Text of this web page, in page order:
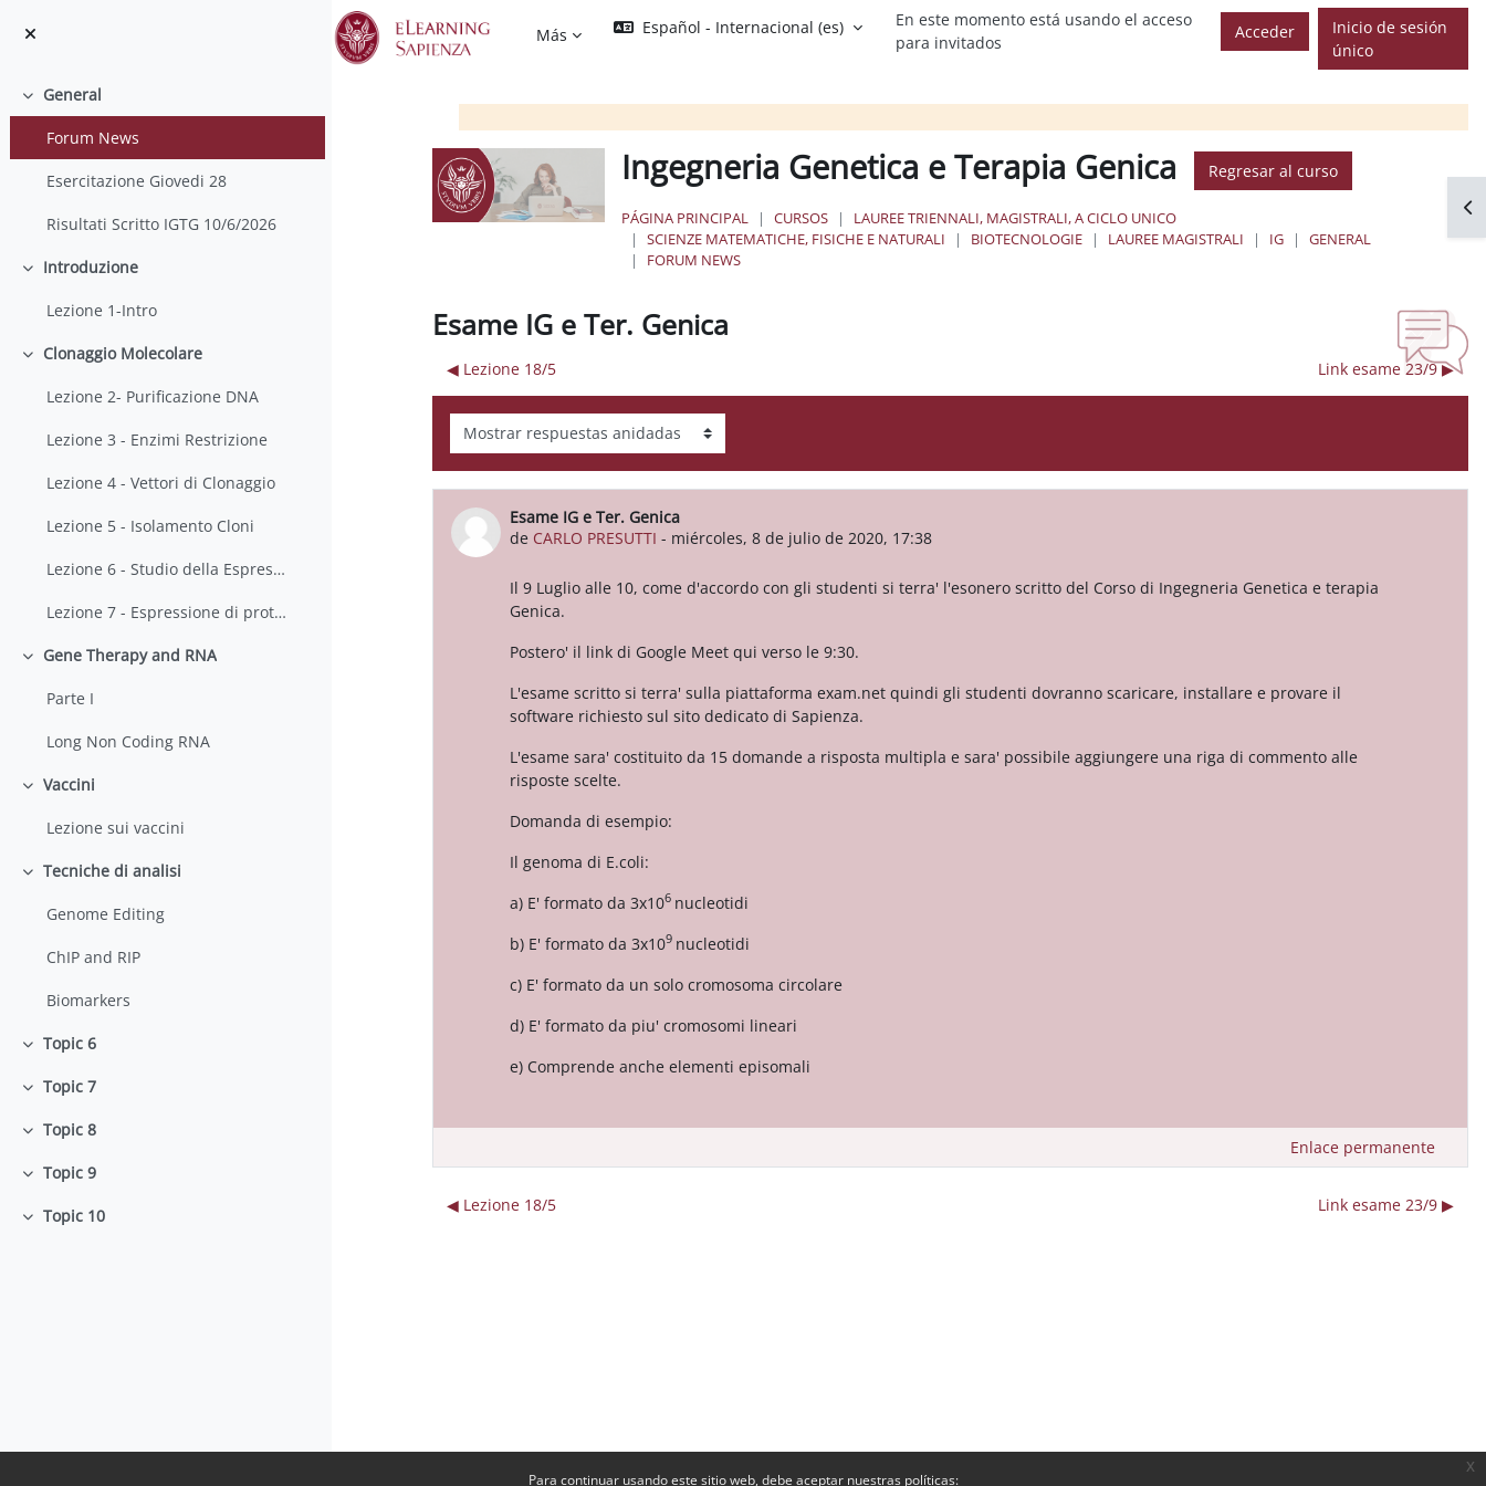
Para continuar usando este sitio web, debe aceptar nuestras políticas:
x
Más Español - Internacional ‎(es)‎
En este momento está usando el acceso
para invitados
Acceder
Inicio de sesión
único
Colapsar
General
Forum News
Esercitazione Giovedi 28
Risultati Scritto IGTG 10/6/2026
Colapsar
Introduzione
Lezione 1-Intro
Colapsar
Clonaggio Molecolare
Lezione 2- Purificazione DNA
Lezione 3 - Enzimi Restrizione
Lezione 4 - Vettori di Clonaggio
Lezione 5 - Isolamento Cloni
Lezione 6 - Studio della Espressione Genica
Lezione 7 - Espressione di proteine
Colapsar
Gene Therapy and RNA
Parte I
Long Non Coding RNA
Colapsar
Vaccini
Lezione sui vaccini
Colapsar
Tecniche di analisi
Genome Editing
ChIP and RIP
Biomarkers
Colapsar
Topic 6
Colapsar
Topic 7
Colapsar
Topic 8
Colapsar
Topic 9
Colapsar
Topic 10
Ingegneria Genetica e Terapia Genica Regresar al curso
PÁGINA PRINCIPAL CURSOS
LAUREE TRIENNALI, MAGISTRALI, A CICLO UNICO
SCIENZE MATEMATICHE, FISICHE E NATURALI
BIOTECNOLOGIE LAUREE MAGISTRALI IG
GENERAL
FORUM NEWS
Esame IG e Ter. Genica
◀︎ Lezione 18/5 Link esame 23/9 ▶︎
Mostrar modo
Esame IG e Ter. Genica
de CARLO PRESUTTI - miércoles, 8 de julio de 2020, 17:38
Número de respuestas: 0
Il 9 Luglio alle 10, come d'accordo con gli studenti si terra' l'esonero scritto del Corso di Ingegneria Genetica e terapia
Genica.
Postero' il link di Google Meet qui verso le 9:30.
L'esame scritto si terra' sulla piattaforma exam.net quindi gli studenti dovranno scaricare, installare e provare il
software richiesto sul sito dedicato di Sapienza.
L'esame sara' costituito da 15 domande a risposta multipla e sara' possibile aggiungere una riga di commento alle
risposte scelte.
Domanda di esempio:
Il genoma di E.coli:
a) E' formato da 3x106 nucleotidi
b) E' formato da 3x109 nucleotidi
c) E' formato da un solo cromosoma circolare
d) E' formato da piu' cromosomi lineari
e) Comprende anche elementi episomali
Enlace permanente
◀︎ Lezione 18/5 Link esame 23/9 ▶︎